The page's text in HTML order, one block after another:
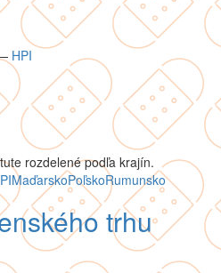
HPI
rozdelené podľa krajín.
MaďarskoPoľskoRumunsko
trhu